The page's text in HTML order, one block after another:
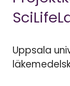
Uppsala